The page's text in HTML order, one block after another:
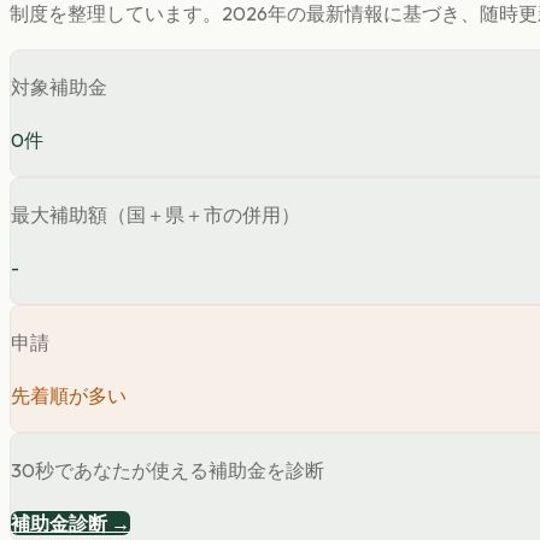
制度を整理しています。 2026年の最新情報に基づき、随時更
対象補助金
0件
最大補助額（国＋県＋市の併用）
-
申請
先着順が多い
30秒であなたが使える補助金を診断
補助金診断 →